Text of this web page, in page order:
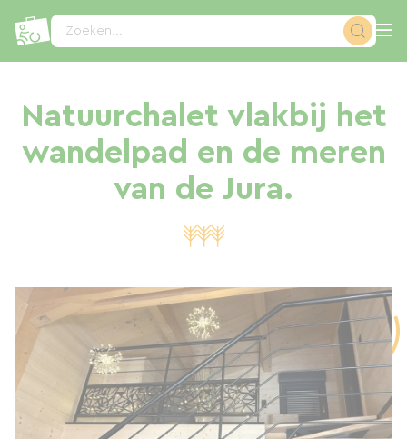
Zoeken...
Natuurchalet vlakbij het
wandelpad en de meren
van de Jura.
Cookies beheer paneel